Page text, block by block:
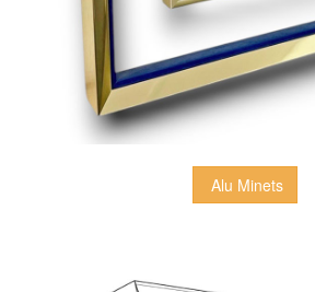
Alu Minets